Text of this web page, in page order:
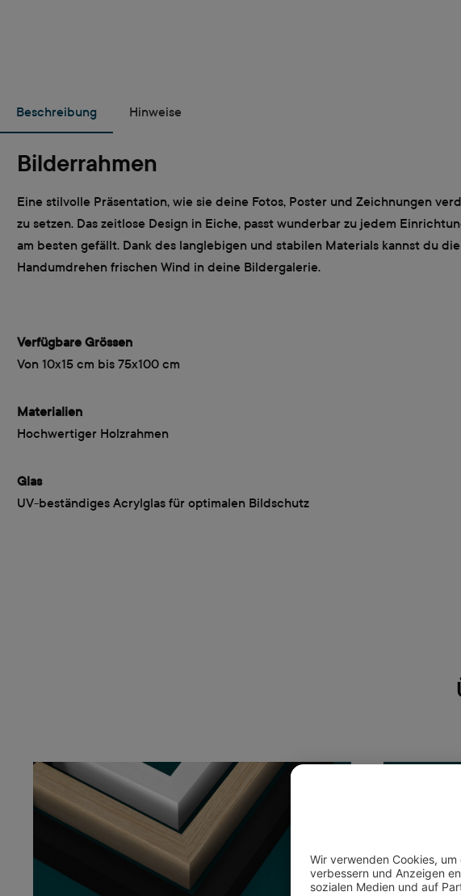
Beschreibung Hinweise
Bilderrahmen
Eine stilvolle Präsentation, wie sie deine Fotos, Poster und Zeichnungen
zu setzen. Das zeitlose Design in Eiche, passt wunderbar zu jedem
am besten gefällt. Dank des langlebigen und stabilen Materials kannst du
Handumdrehen frischen Wind in deine Bildergalerie.
Verfügbare Grössen
Von 10x15 cm bis 75x100 cm
Materialien
Hochwertiger Holzrahmen
Glas
UV-beständiges Acrylglas für optimalen Bildschutz